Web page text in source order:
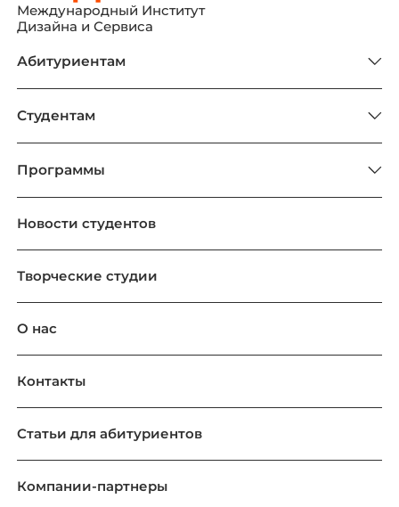
Международный Институт
Дизайна и Сервиса
Новости студентов
Творческие студии
О нас
Контакты
Статьи для абитуриентов
Компании-партнеры
Программы
Абитуриентам
Студентам